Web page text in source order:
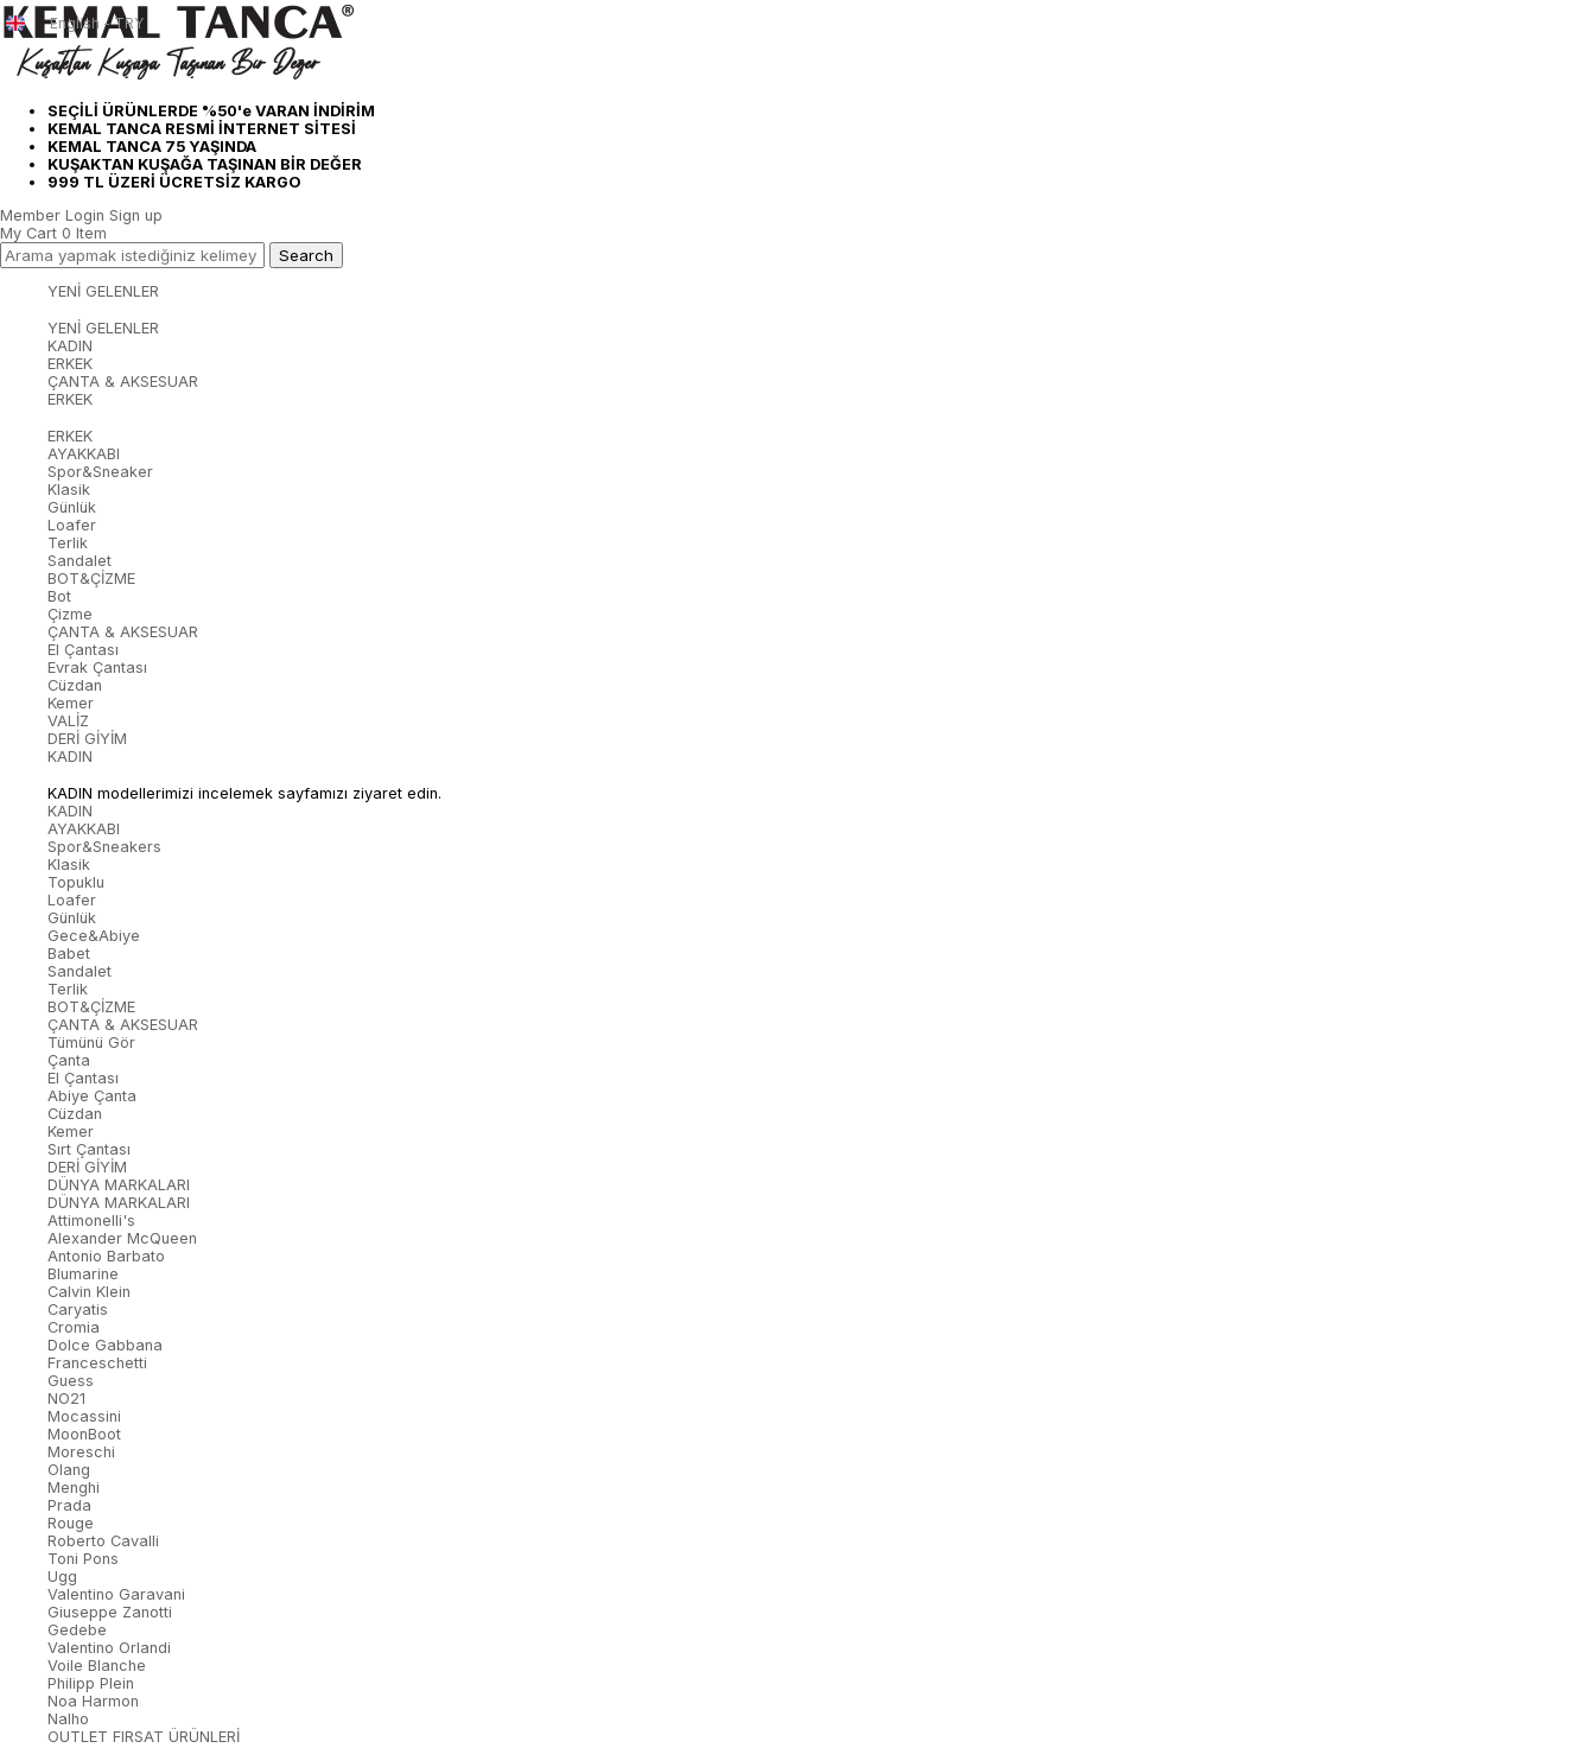
SEÇİLİ ÜRÜNLERDE %50'e VARAN İNDİRİM
KEMAL TANCA RESMİ İNTERNET SİTESİ
KEMAL TANCA 75 YAŞINDA
KUŞAKTAN KUŞAĞA TAŞINAN BİR DEĞER
999 TL ÜZERİ ÜCRETSİZ KARGO
English - TRY
Member Login Sign up
My Cart 0 Item
YENİ GELENLER
YENİ GELENLER
KADIN
ERKEK
ÇANTA & AKSESUAR
ERKEK
ERKEK
AYAKKABI
Spor&Sneaker
Klasik
Günlük
Loafer
Terlik
Sandalet
BOT&ÇİZME
Bot
Çizme
ÇANTA & AKSESUAR
El Çantası
Evrak Çantası
Cüzdan
Kemer
VALİZ
DERİ GİYİM
KADIN
KADIN modellerimizi incelemek sayfamızı ziyaret edin.
KADIN
AYAKKABI
Spor&Sneakers
Klasik
Topuklu
Loafer
Günlük
Gece&Abiye
Babet
Sandalet
Terlik
BOT&ÇİZME
ÇANTA & AKSESUAR
Tümünü Gör
Çanta
El Çantası
Abiye Çanta
Cüzdan
Kemer
Sırt Çantası
DERİ GİYİM
DÜNYA MARKALARI
DÜNYA MARKALARI
Attimonelli's
Alexander McQueen
Antonio Barbato
Blumarine
Calvin Klein
Caryatis
Cromia
Dolce Gabbana
Franceschetti
Guess
NO21
Mocassini
MoonBoot
Moreschi
Olang
Menghi
Prada
Rouge
Roberto Cavalli
Toni Pons
Ugg
Valentino Garavani
Giuseppe Zanotti
Gedebe
Valentino Orlandi
Voile Blanche
Philipp Plein
Noa Harmon
Nalho
OUTLET FIRSAT ÜRÜNLERİ